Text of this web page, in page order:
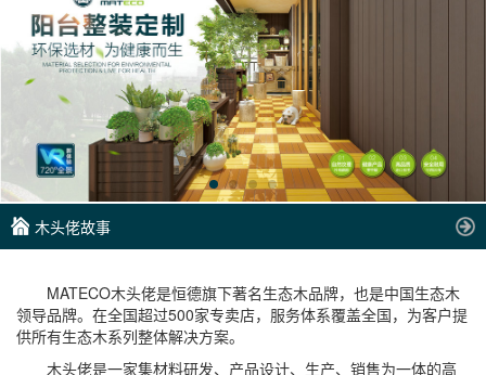
木头佬故事
MATECO木头佬是恒德旗下著名生态木品牌，也是中国生态木
领导品牌。在全国超过500家专卖店，服务体系覆盖全国，为客户提
供所有生态木系列整体解决方案。
木头佬是一家集材料研发、产品设计、生产、销售为一体的高